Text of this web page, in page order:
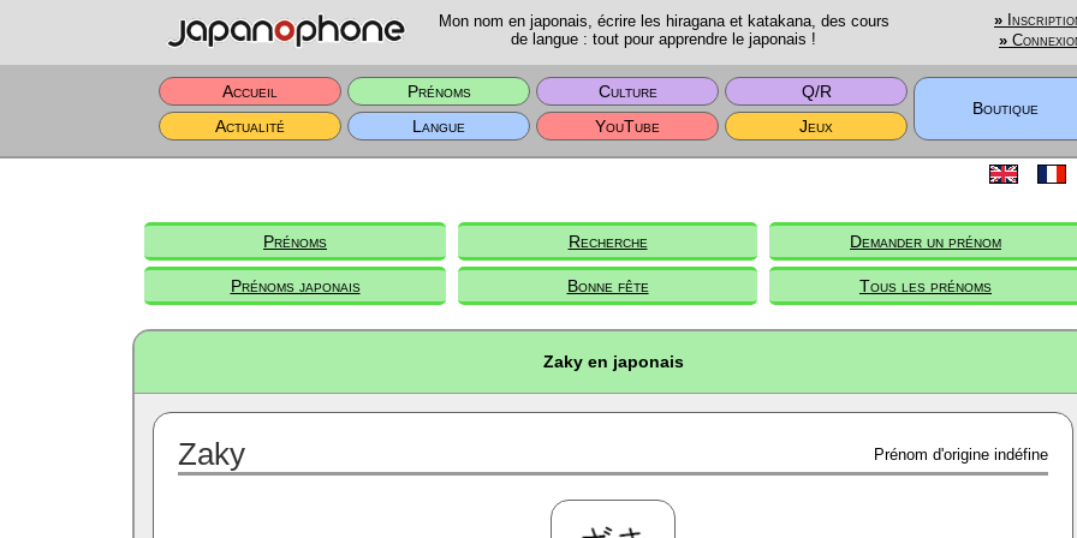
Mon nom en japonais, écrire les hiragana et katakana, des cours
de langue : tout pour apprendre le japonais !
»
»
Accueil Prénoms Culture
Q/R
Boutique
Actualité
Langue YouTube Jeux
Prénoms Recherche Demander un prénom
Prénoms japonais Bonne fête Tous les prénoms
Zaky en japonais
Zaky Prénom d'origine indéfine